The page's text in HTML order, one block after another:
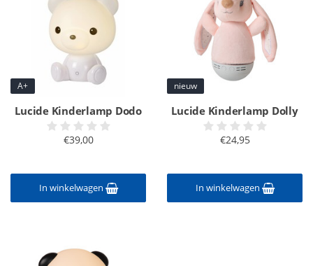
A+
Lucide Kinderlamp Dodo
€39,00
In winkelwagen
nieuw
Lucide Kinderlamp Dolly
€24,95
In winkelwagen